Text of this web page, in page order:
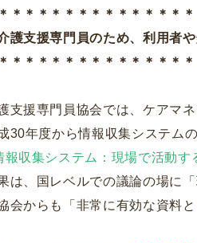
＊＊＊＊＊＊＊＊＊＊＊＊＊
護支援専門員のため、利用者
＊＊＊＊＊＊＊＊＊＊＊＊＊
支援専門員協会では、ケアマ
30年度から情報収集システム
集システム：現場で活動する
は、国レベルでの議論の場に
会からも「非常に有効な資料